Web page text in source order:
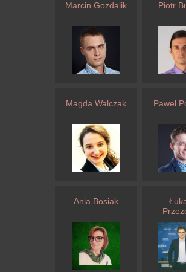
Marcin Gozdalik Piotr
Magda Walczak Paweł
Ania Bosiak